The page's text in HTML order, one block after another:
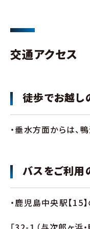
交通アクセス
徒歩でお越し
・垂水方面からは、
バスをご利用
・鹿児島中央駅【15